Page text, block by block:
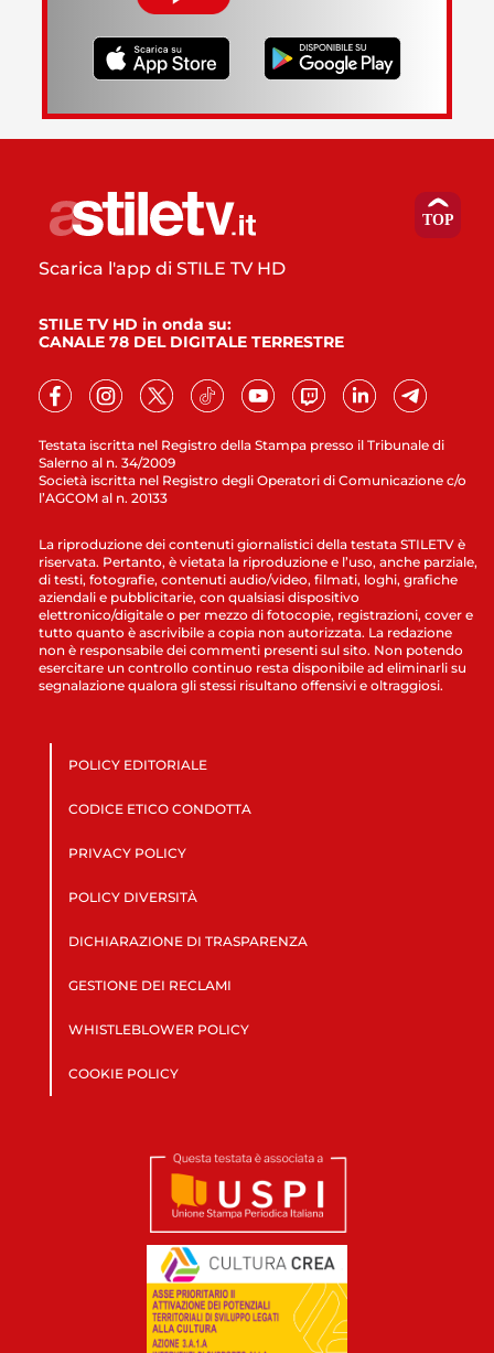
Testata iscritta nel Registro della Stampa presso il Tribunale di
Salerno al n. 34/2009
Società iscritta nel Registro degli Operatori di Comunicazione c/o
l’AGCOM al n. 20133
Scarica l'app di STILE TV HD
STILE TV HD in onda su:
CANALE 78 DEL DIGITALE TERRESTRE
La riproduzione dei contenuti giornalistici della testata STILETV è
riservata. Pertanto, è vietata la riproduzione e l’uso, anche parziale,
di testi, fotografie, contenuti audio/video, filmati, loghi, grafiche
aziendali e pubblicitarie, con qualsiasi dispositivo
elettronico/digitale o per mezzo di fotocopie, registrazioni, cover e
tutto quanto è ascrivibile a copia non autorizzata. La redazione
non è responsabile dei commenti presenti sul sito. Non potendo
esercitare un controllo continuo resta disponibile ad eliminarli su
segnalazione qualora gli stessi risultano offensivi e oltraggiosi.
POLICY EDITORIALE
CODICE ETICO CONDOTTA
PRIVACY POLICY
POLICY DIVERSITÀ
DICHIARAZIONE DI TRASPARENZA
GESTIONE DEI RECLAMI
WHISTLEBLOWER POLICY
COOKIE POLICY